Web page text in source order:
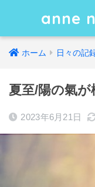
anne
ホーム 日々の記
夏至/陽の氣
2023年6月21日